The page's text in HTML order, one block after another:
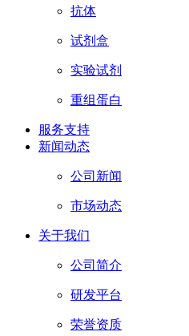
抗体
试剂盒
实验试剂
重组蛋白
服务支持
新闻动态
公司新闻
市场动态
关于我们
公司简介
研发平台
荣誉资质